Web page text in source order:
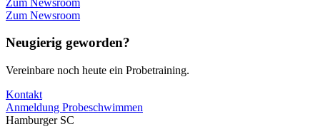
Zum Newsroom
Neugierig geworden?
Vereinbare noch heute ein Probetraining.
Kontakt
Anmeldung Probeschwimmen
Hamburger SC